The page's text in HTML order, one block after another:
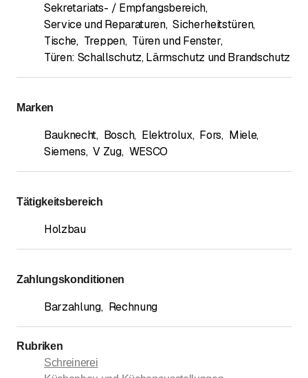
Sekretariats- / Empfangsbereich,
Service und Reparaturen, Sicherheitstüren,
Tische, Treppen, Türen und Fenster,
Türen: Schallschutz, Lärmschutz und Brandschutz
Marken
Bauknecht, Bosch, Elektrolux, Fors, Miele,
Siemens, V Zug, WESCO
Tätigkeitsbereich
Holzbau
Zahlungskonditionen
Barzahlung, Rechnung
Rubriken
Schreinerei